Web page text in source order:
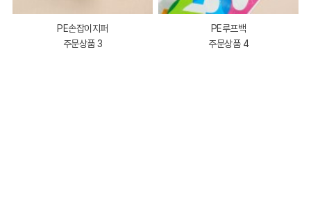
PE손잡이지퍼
주문상품 3
PE루프백
주문상품 4